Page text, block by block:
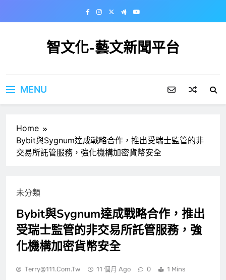
智文化-藝文新聞平台
MENU
Home
Bybit與Sygnum達成戰略合作，推出受瑞士監管的非
交易所託管服務，強化機構加密貨幣安全
未分類
Bybit與Sygnum達成戰略合作，推出
受瑞士監管的非交易所託管服務，強
化機構加密貨幣安全
Terry@111.com.tw 11 個月 Ago 0 1 Mins